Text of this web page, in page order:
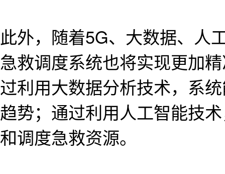
此外，随着5G、大数据、人
急救调度系统也将实现更加
过利用大数据分析技术，系
趋势；通过利用人工智能技
和调度急救资源。